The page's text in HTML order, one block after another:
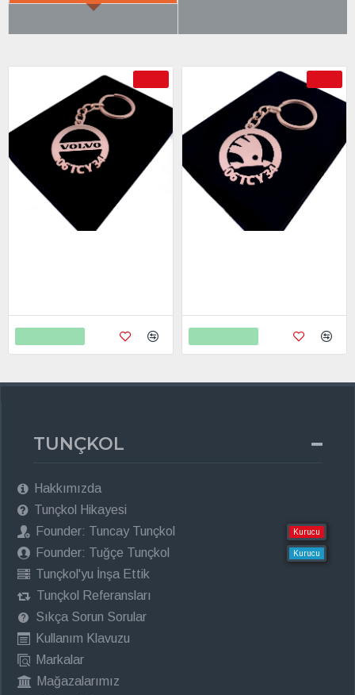
TUNÇKOL
Hakkımızda
Tunçkol Hikayesi
Founder: Tuncay Tunçkol
Kurucu
Founder: Tuğçe Tunçkol Kurucu
Tunçkol'yu İnşa Ettik
Tunçkol Referansları
Sıkça Sorun Sorular
Kullanım Klavuzu
Markalar
Mağazalarımız